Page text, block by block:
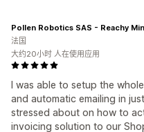
I was able to setup the
and automatic emailing in
stressed about on how to
invoicing solution to our
Pollen Robotics SAS - Reachy
法国
大约20小时 人在使用应用